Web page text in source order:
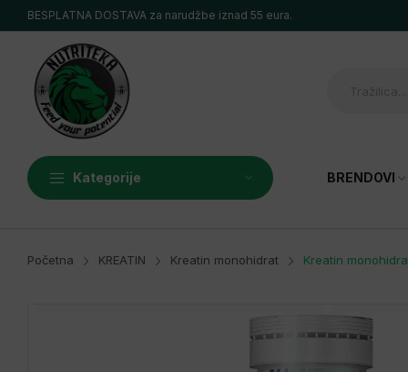
BESPLATNA DOSTAVA za narudžbe iznad 55 eura.
Kategorije BRENDOVI
MIAMI VIBES ALL NUTRITION
OSTALI PREMIUM
Početna KREATIN Kreatin monohidrat Kreatin